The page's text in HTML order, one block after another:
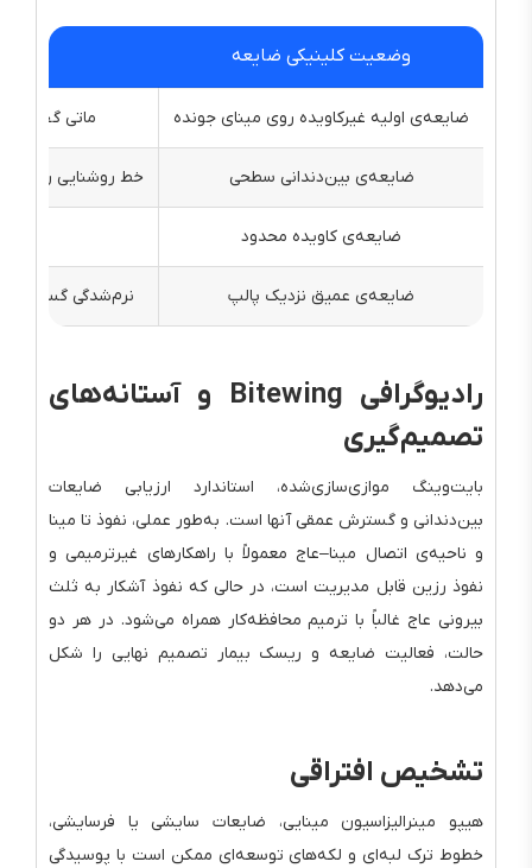
وضعیت کلینیکی ضایعه
ضایعه‌ی اولیه غیرکاویده روی مینای جونده ماتی گچی
ضایعه‌ی بین‌دندانی سطحی خط روشنایی
ضایعه‌ی کاویده محدود
ضایعه‌ی عمیق نزدیک پالپ نرم‌شدگی گسترده
رادیوگرافی Bitewing و آستانه‌های
تصمیم‌گیری
بایت‌وینگ موازی‌سازی‌شده، استاندارد ارزیابی ضایعات
بین‌دندانی و گسترش عمقی آنها است. به‌طور عملی، نفوذ تا مینا
و ناحیه‌ی اتصال مینا–عاج معمولاً با راهکارهای غیرترمیمی و
نفوذ رزین قابل مدیریت است، در حالی که نفوذ آشکار به ثلث
بیرونی عاج غالباً با ترمیم محافظه‌کار همراه می‌شود. در هر دو
حالت، فعالیت ضایعه و ریسک بیمار تصمیم نهایی را شکل
می‌دهد.
تشخیص افتراقی
هیپو مینرالیزاسیون مینایی، ضایعات سایشی یا فرسایشی،
خطوط ترک لبه‌ای و لکه‌های توسعه‌ای ممکن است با پوسیدگی